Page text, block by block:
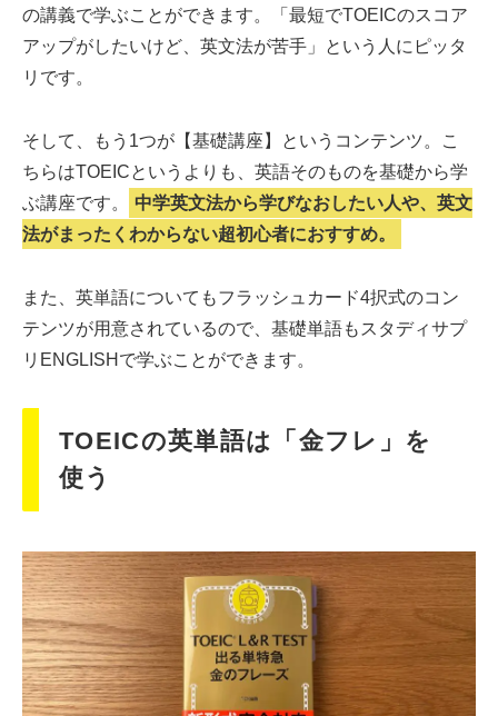
の講義で学ぶことができます。「最短でTOEICのスコア
アップがしたいけど、英文法が苦手」という人にピッタ
リです。
そして、もう1つが【基礎講座】というコンテンツ。こ
ちらはTOEICというよりも、英語そのものを基礎から学
ぶ講座です。
中学英文法から学びなおしたい人や、英文
法がまったくわからない超初心者におすすめ。
また、英単語についてもフラッシュカード4択式のコン
テンツが用意されているので、基礎単語もスタディサプ
リENGLISHで学ぶことができます。
TOEICの英単語は「金フレ」を
使う